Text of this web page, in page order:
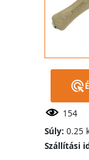
154
Súly: 0.25
Szállítási